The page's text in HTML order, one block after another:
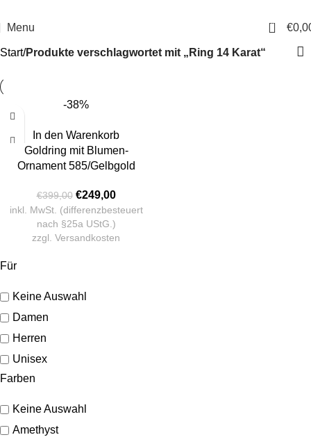
Menu 0 €
Für
Keine Auswahl
Damen
Herren
Unisex
Farben
Keine Auswahl
Amethyst
Start Produkte verschlagwortet mit „Ring 14 Karat“
-38%
In den Warenkorb
Goldring mit Blumen-
Ornament 585/Gelbgold
€399,00 €249,00
inkl. MwSt. (differenzbesteuert
nach §25a UStG.)
zzgl. Versandkosten